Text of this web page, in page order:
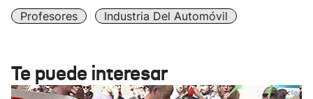
Profesores
Industria Del Automóvil
Te puede interesar